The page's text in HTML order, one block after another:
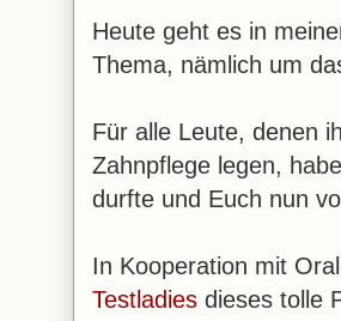
Heute geht es in
Thema, nämlich um
Für alle Leute, denen
Zahnpflege legen,
durfte und Euch nun
In Kooperation mit
Testladies dieses tolle